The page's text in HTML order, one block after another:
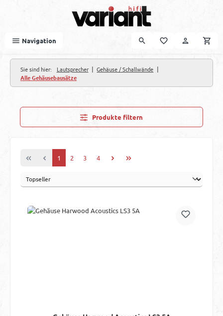
Navigation
Sie sind hier: Lautsprecher | Gehäuse / Schallwände |
Alle Gehäusebausätze
Produkte filtern
Seite
1 Seite
2 Seite
3 Seite
4